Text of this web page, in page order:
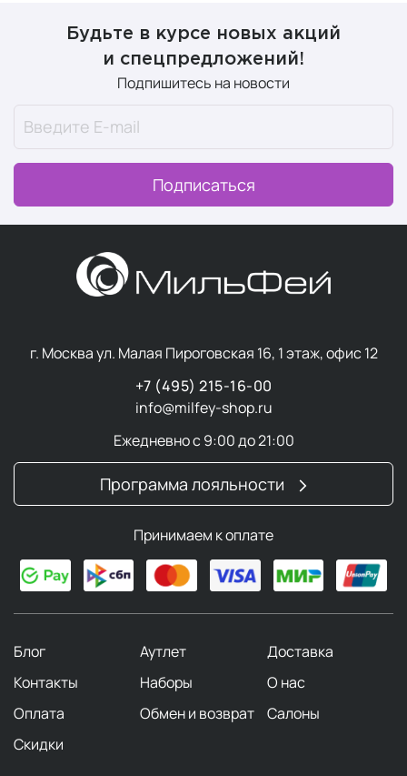
Будьте в курсе новых акций
и спецпредложений!
Подпишитесь на новости
Подписаться
г. Москва ул. Малая Пироговская 16, 1 этаж, офис 12
+7 (495) 215-16-00
info@milfey-shop.ru
Ежедневно с 9:00 до 21:00
Программа лояльности
Принимаем к оплате
Блог Аутлет
Доставка
Контакты
Наборы
О нас
Оплата
Обмен и возврат
Салоны
Скидки